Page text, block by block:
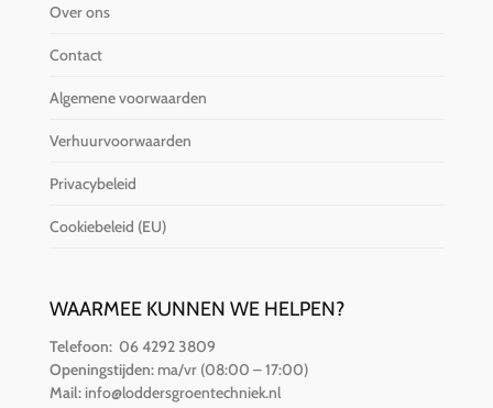
Over ons
Contact
Algemene voorwaarden
Verhuurvoorwaarden
Privacybeleid
Cookiebeleid (EU)
WAARMEE KUNNEN WE HELPEN?
Telefoon: 06 4292 3809
Openingstijden:ma/vr (08:00 – 17:00)
Mail: info@loddersgroentechniek.nl